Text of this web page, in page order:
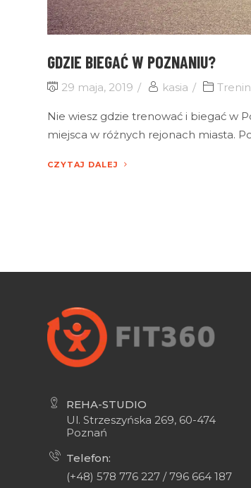
GDZIE BIEGAĆ W POZNANIU?
29 maja, 2019 kasia
Nie wiesz gdzie trenować i biegać w
miejsca w różnych rejonach miasta.
CZYTAJ DALEJ
REHA-STUDIO
Ul. Strzeszyńska 269, 60-474
Poznań
Telefon:
(+48) 578 776 227 / 796 664 187